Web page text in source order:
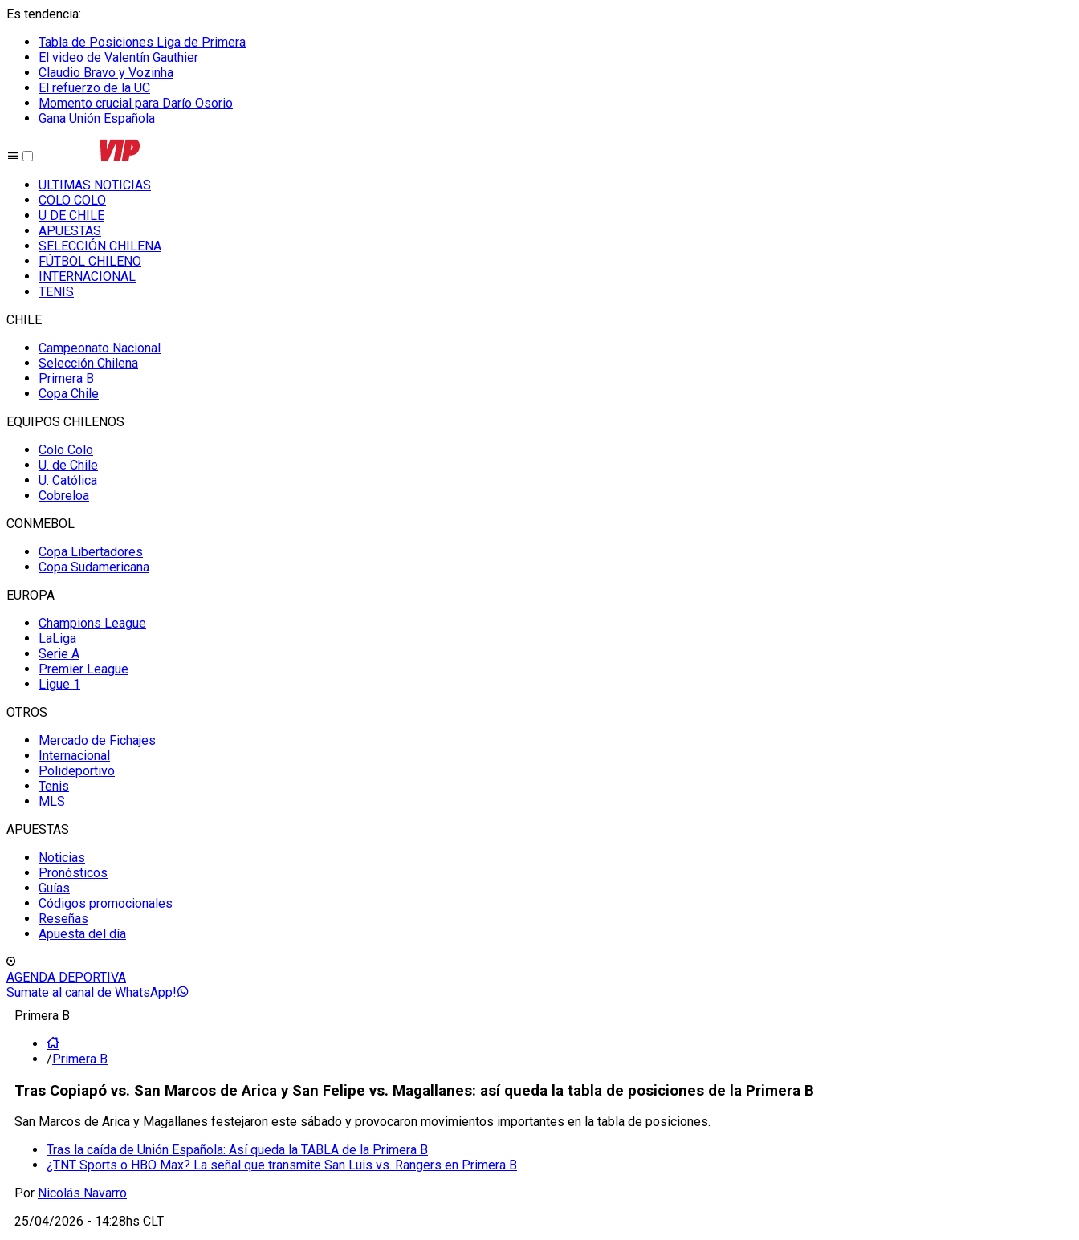
Es tendencia:
Tabla de Posiciones Liga de Primera
El video de Valentín Gauthier
Claudio Bravo y Vozinha
El refuerzo de la UC
Momento crucial para Darío Osorio
Gana Unión Española
ULTIMAS NOTICIAS
COLO COLO
U DE CHILE
APUESTAS
SELECCIÓN CHILENA
FÚTBOL CHILENO
INTERNACIONAL
TENIS
CHILE
Campeonato Nacional
Selección Chilena
Primera B
Copa Chile
EQUIPOS CHILENOS
Colo Colo
U. de Chile
U. Católica
Cobreloa
CONMEBOL
Copa Libertadores
Copa Sudamericana
EUROPA
Champions League
LaLiga
Serie A
Premier League
Ligue 1
OTROS
Mercado de Fichajes
Internacional
Polideportivo
Tenis
MLS
APUESTAS
Noticias
Pronósticos
Guías
Códigos promocionales
Reseñas
Apuesta del día
AGENDA DEPORTIVA
Sumate al canal de WhatsApp!
Primera B
/Primera B
Tras Copiapó vs. San Marcos de Arica y San Felipe vs. Magallanes: así queda la tabla de posiciones de la Primera B
San Marcos de Arica y Magallanes festejaron este sábado y provocaron movimientos importantes en la tabla de posiciones.
Tras la caída de Unión Española: Así queda la TABLA de la Primera B
¿TNT Sports o HBO Max? La señal que transmite San Luis vs. Rangers en Primera B
Por Nicolás Navarro
25/04/2026 - 14:28hs CLT